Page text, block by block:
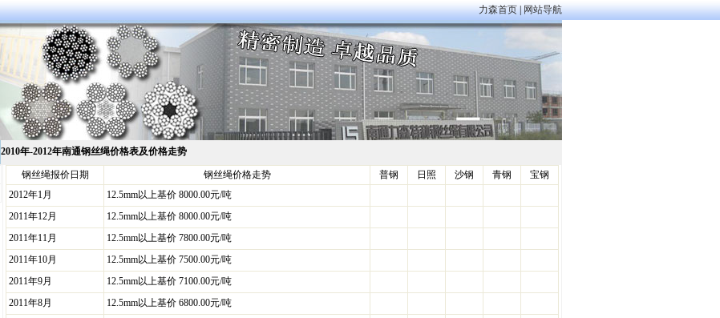
力森首页|网站导航
2010年-2012年南通钢丝绳价格表及价格走势
钢丝绳报价日期 钢丝绳价格走势 普钢 日照 沙钢 青钢
宝钢
2012年1月
12.5mm以上基价 8000.00元/吨
2011年12月
12.5mm以上基价 8000.00元/吨
2011年11月
12.5mm以上基价 7800.00元/吨
2011年10月
12.5mm以上基价 7500.00元/吨
2011年9月
12.5mm以上基价 7100.00元/吨
2011年8月
12.5mm以上基价 6800.00元/吨